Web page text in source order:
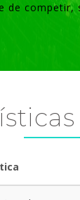
de competir,